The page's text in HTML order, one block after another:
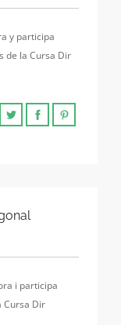
y participa
de la Cursa Dir
i participa
Cursa Dir